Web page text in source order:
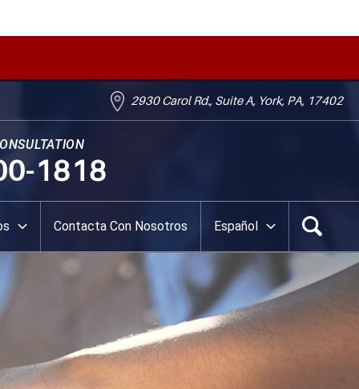
2930 Carol Rd., Suite A, York, PA, 17402
1818
Contacta Con Nosotros Español